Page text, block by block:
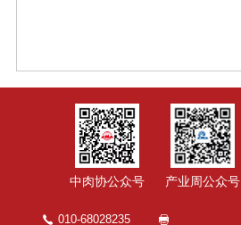
中肉协公众号 产业周公众号
010-68028235